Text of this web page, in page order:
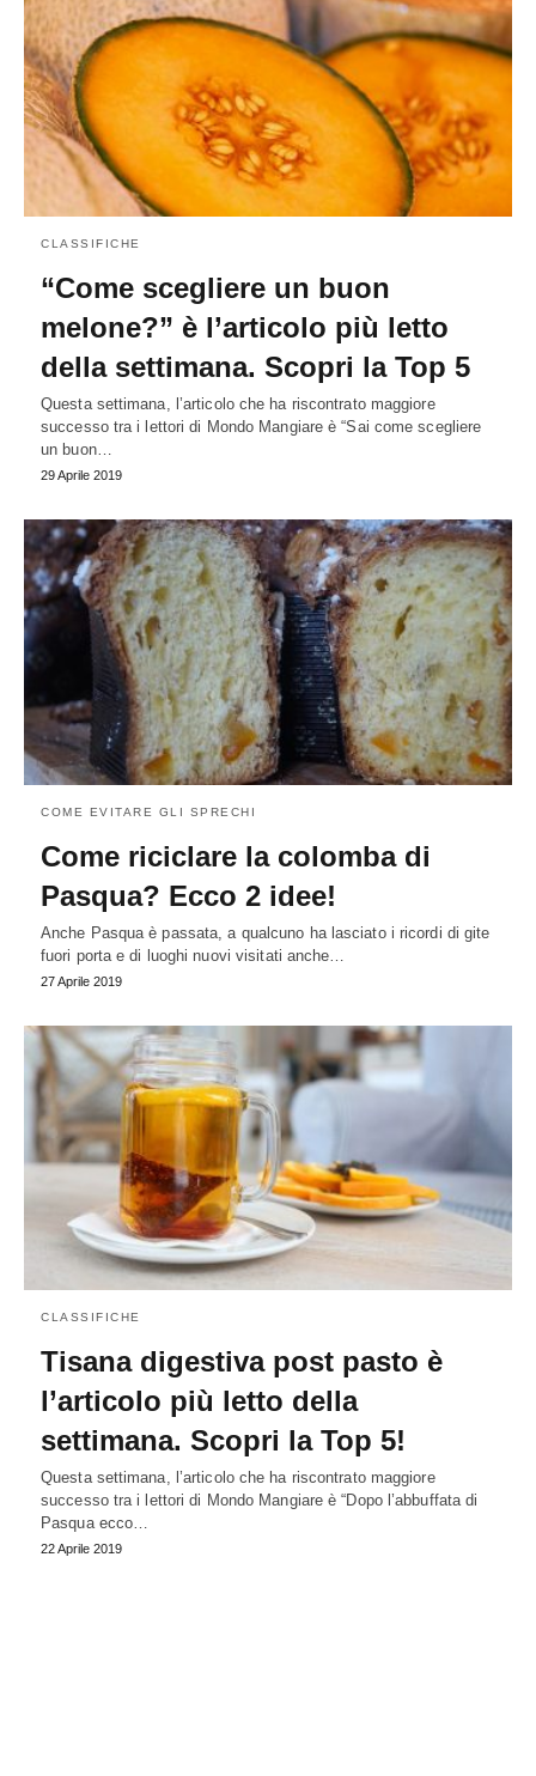
CLASSIFICHE
“Come scegliere un buon
melone?” è l’articolo più letto
della settimana. Scopri la Top 5
Questa settimana, l’articolo che ha riscontrato maggiore
successo tra i lettori di Mondo Mangiare è “Sai come scegliere
un buon…
29 Aprile 2019
COME EVITARE GLI SPRECHI
Come riciclare la colomba di
Pasqua? Ecco 2 idee!
Anche Pasqua è passata, a qualcuno ha lasciato i ricordi di gite
fuori porta e di luoghi nuovi visitati anche…
27 Aprile 2019
CLASSIFICHE
Tisana digestiva post pasto è
l’articolo più letto della
settimana. Scopri la Top 5!
Questa settimana, l’articolo che ha riscontrato maggiore
successo tra i lettori di Mondo Mangiare è “Dopo l’abbuffata di
Pasqua ecco…
22 Aprile 2019